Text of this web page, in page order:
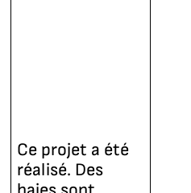
Ce projet a été
réalisé. Des